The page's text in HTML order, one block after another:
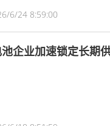
6/24 8:59:00
企业加速锁定长期